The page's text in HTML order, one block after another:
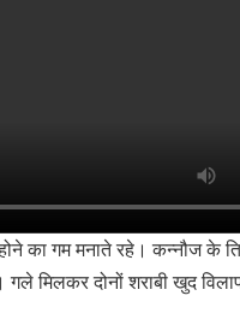
का गम मनाते रहे। कन्नौज के
गले मिलकर दोनों शराबी खुद